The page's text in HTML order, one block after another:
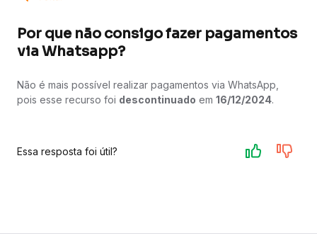
Por que não consigo fazer pagamentos
via Whatsapp?
Não é mais possível realizar pagamentos via WhatsApp,
pois esse recurso foi descontinuado em 16/12/2024.
Essa resposta foi útil?